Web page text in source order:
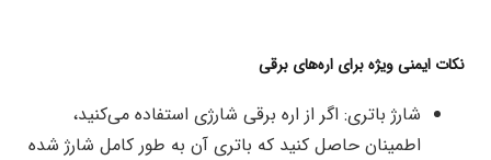
نکات ایمنی ویژه برای اره‌های برقی
شارژ باتری: اگر از اره برقی شارژی استفاده می‌کنید،
اطمینان حاصل کنید که باتری آن به طور کامل شارژ شده